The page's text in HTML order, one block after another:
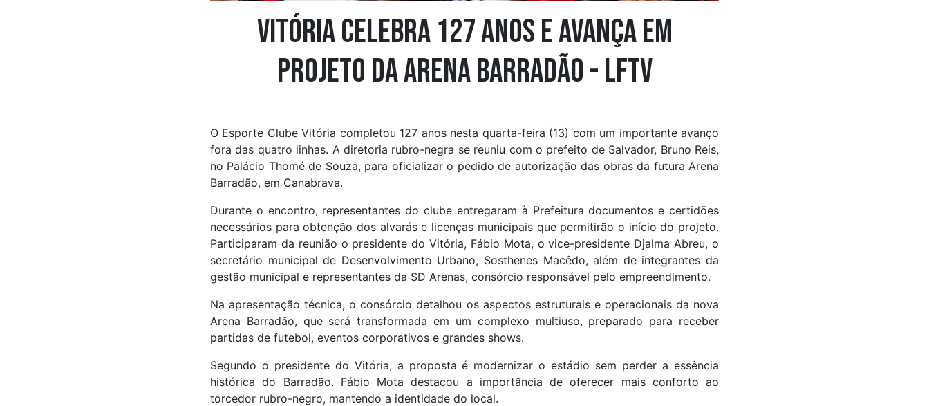
Vitória celebra 127 anos e avança em
projeto da Arena Barradão - LFTV
O Esporte Clube Vitória completou 127 anos nesta quarta-feira (13) com um importante avanço
fora das quatro linhas. A diretoria rubro-negra se reuniu com o prefeito de Salvador, Bruno Reis,
no Palácio Thomé de Souza, para oficializar o pedido de autorização das obras da futura Arena
Barradão, em Canabrava.
Durante o encontro, representantes do clube entregaram à Prefeitura documentos e certidões
necessários para obtenção dos alvarás e licenças municipais que permitirão o início do projeto.
Participaram da reunião o presidente do Vitória, Fábio Mota, o vice-presidente Djalma Abreu, o
secretário municipal de Desenvolvimento Urbano, Sosthenes Macêdo, além de integrantes da
gestão municipal e representantes da SD Arenas, consórcio responsável pelo empreendimento.
Na apresentação técnica, o consórcio detalhou os aspectos estruturais e operacionais da nova
Arena Barradão, que será transformada em um complexo multiuso, preparado para receber
partidas de futebol, eventos corporativos e grandes shows.
Segundo o presidente do Vitória, a proposta é modernizar o estádio sem perder a essência
histórica do Barradão. Fábio Mota destacou a importância de oferecer mais conforto ao
torcedor rubro-negro, mantendo a identidade do local.